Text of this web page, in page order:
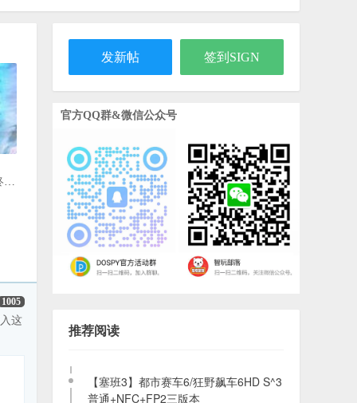
发新帖 签到SIGN
官方QQ群&微信公众号
推荐阅读
【Java游戏】开心餐厅2012 (多版本)
几乎和VB6一样的可视化塞班软件开发
工具NS Basic/Symbian OS
2022-11-30
2026年8月8日签到记录贴
2026-08-08
【塞班3】都市赛车6/狂野飙车6HD S^3
普通+NFC+FP2三版本
1005
这